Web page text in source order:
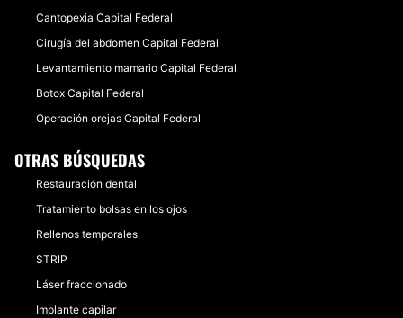
Cantopexia Capital Federal
Cirugía del abdomen Capital Federal
Levantamiento mamario Capital Federal
Botox Capital Federal
Operación orejas Capital Federal
OTRAS BÚSQUEDAS
Restauración dental
Tratamiento bolsas en los ojos
Rellenos temporales
STRIP
Láser fraccionado
Implante capilar